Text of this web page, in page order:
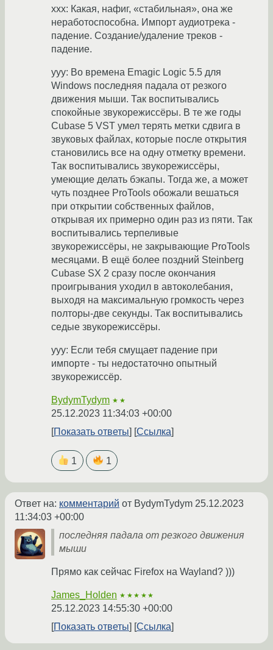
xxx: Какая, нафиг, «стабильная», она же
неработоспособна. Импорт аудиотрека -
падение. Создание/удаление треков -
падение.
yyy: Во времена Emagic Logic 5.5 для
Windows последняя падала от резкого
движения мыши. Так воспитывались
спокойные звукорежиссёры. В те же годы
Cubase 5 VST умел терять метки сдвига в
звуковых файлах, которые после открытия
становились все на одну отметку времени.
Так воспитывались звукорежиссёры,
умеющие делать бэкапы. Тогда же, а может
чуть позднее ProTools обожали вешаться
при открытии собственных файлов,
открывая их примерно один раз из пяти. Так
воспитывались терпеливые
звукорежиссёры, не закрывающие ProTools
месяцами. В ещё более поздний Steinberg
Cubase SX 2 сразу после окончания
проигрывания уходил в автоколебания,
выходя на максимальную громкость через
полторы-две секунды. Так воспитывались
седые звукорежиссёры.
yyy: Если тебя смущает падение при
импорте - ты недостаточно опытный
звукорежиссёр.
BydymTydym ★★
25.12.2023 11:34:03 +00:00
Показать ответы
Ссылка
1 1
Ответ на: комментарий от BydymTydym 25.12.2023
11:34:03 +00:00
последняя падала от резкого движения
мыши
Прямо как сейчас Firefox на Wayland? )))
James_Holden ★★★★★
25.12.2023 14:55:30 +00:00
Показать ответы
Ссылка